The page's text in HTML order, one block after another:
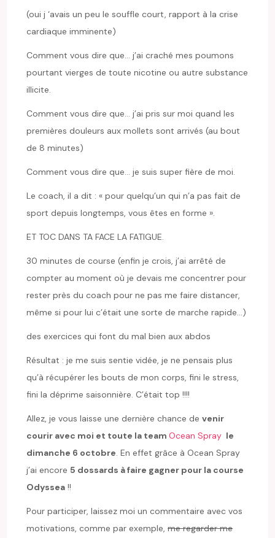
(oui j ‘avais un peu le souffle court, rapport à la crise
cardiaque imminente)
Comment vous dire que… j’ai craché mes poumons
pourtant vierges de toute nicotine ou autre substance
illicite.
Comment vous dire que… j’ai pris sur moi quand les
premières douleurs aux mollets sont arrivés (au bout
de 8 minutes)
Comment vous dire que… je suis super fière de moi.
Le coach, il a dit : « pour quelqu’un qui n’a pas fait de
sport depuis longtemps, vous êtes en forme ».
ET TOC DANS TA FACE LA FATIGUE.
30 minutes de course (enfin je crois, j’ai arrêté de
compter au moment où je devais me concentrer pour
rester près du coach pour ne pas me faire distancer,
même si pour lui c’était une sorte de marche rapide…)
des exercices qui font du mal bien aux abdos
Résultat : je me suis sentie vidée, je ne pensais plus
qu’à récupérer les bouts de mon corps, fini le stress,
fini la déprime saisonnière. C’était top !!!!
Allez, je vous laisse une dernière chance devenir
courir avec moi et toute la teamOcean Spray le
dimanche 6 octobre. En effet grâce à Ocean Spray
j’ai encore 5 dossards à faire gagner pour la course
Odyssea !!
Pour participer, laissez moi un commentaire avec vos
motivations, comme par exemple,me regarder me